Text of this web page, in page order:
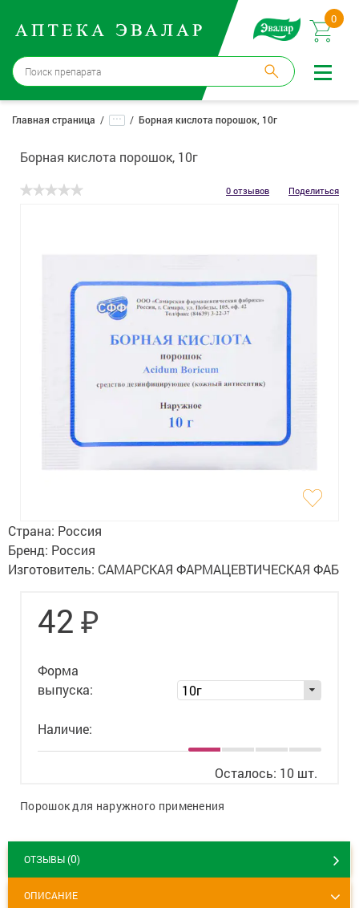
0
Бийск→ 15 аптек
Доставка и оплата
Лекарства
Косметика
Изделия медицинского назначения
Планирование семьи
Медтехника
Ортопедия
Мама и малыш
Уход за больными
Скидки и акции
8 800 775 00 39
Главная страница ... Борная кислота порошок, 10г
Борная кислота порошок, 10г
0 отзывов Поделиться
Страна: Россия
Бренд: Россия
Изготовитель: САМАРСКАЯ ФАРМАЦЕВТИЧЕСКАЯ ФАБ
42₽
Форма
выпуска:
10г
Наличие:
Осталось: 10 шт.
Порошок для наружного применения
ОТЗЫВЫ (0)
ОПИСАНИЕ